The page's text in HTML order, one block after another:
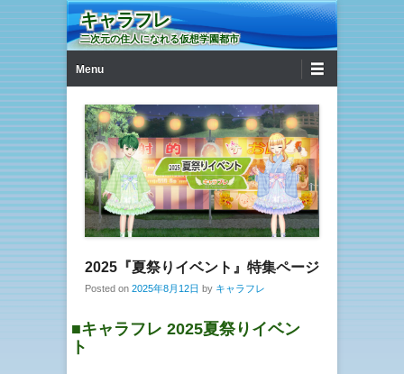
キャラフレ
二次元の住人になれる仮想学園都市
Menu
2025『夏祭りイベント』特集ページ
Posted on 2025年8月12日 by キャラフレ
■キャラフレ 2025夏祭りイベン
ト